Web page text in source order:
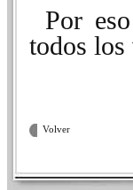
Por
todos
Volver